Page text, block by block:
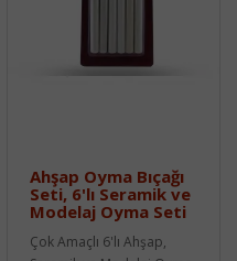
Ahşap Oyma Bıçağı
Seti, 6'lı Seramik ve
Modelaj Oyma Seti
Çok Amaçlı 6'lı Ahşap,